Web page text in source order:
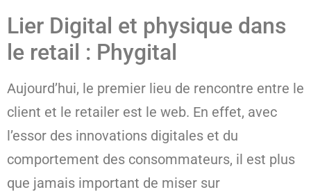
Lier Digital et physique dans
le retail : Phygital
Aujourd’hui, le premier lieu de rencontre entre le
client et le retailer est le web. En effet, avec
l’essor des innovations digitales et du
comportement des consommateurs, il est plus
que jamais important de miser sur